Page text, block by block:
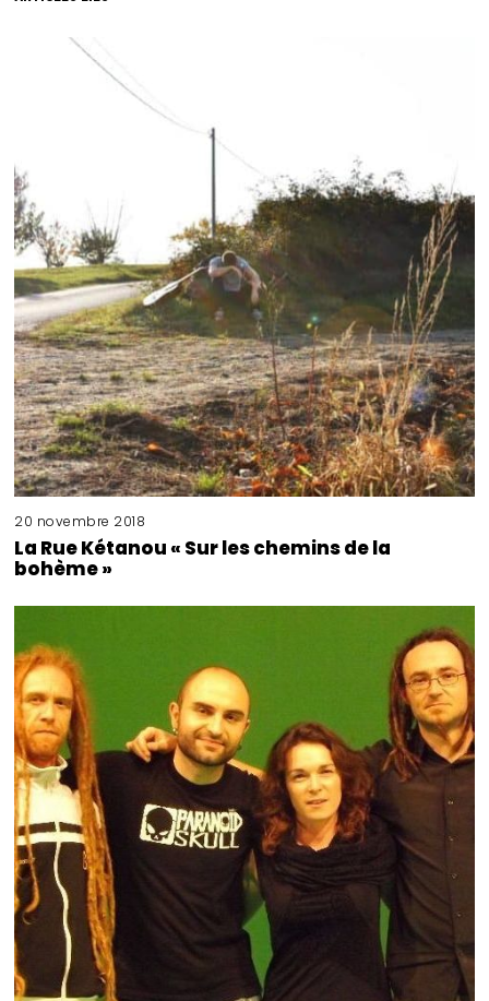
20 novembre 2018
La Rue Kétanou « Sur les chemins de la
bohème »